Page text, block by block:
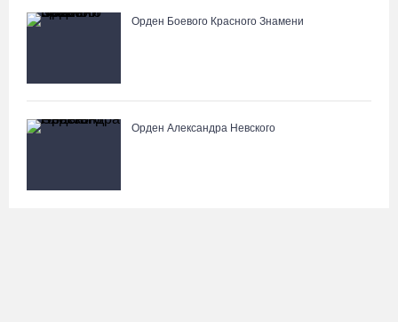
Орден Боевого Красного Знамени
Орден Александра Невского